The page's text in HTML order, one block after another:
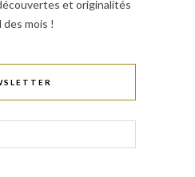
et originalités
des mois !